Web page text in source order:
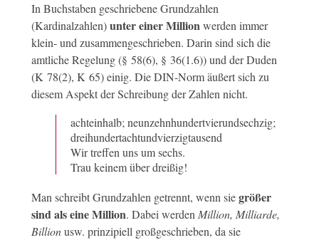
In Buchstaben geschriebene Grundzahlen
(Kardinalzahlen)unter einer Million werden immer
klein- und zusammengeschrieben. Darin sind sich die
amtliche Regelung (§ 58(6), § 36(1.6)) und der Duden
(K 78(2), K 65) einig. Die DIN-Norm äußert sich zu
diesem Aspekt der Schreibung der Zahlen nicht.
achteinhalb; neunzehnhundertvierundsechzig;
dreihundertachtundvierzigtausend
Wir treffen uns um sechs.
Trau keinem über dreißig!
Man schreibt Grundzahlen getrennt, wenn siegrößer
sind als eine Million. Dabei werden Million, Milliarde,
Billionusw. prinzipiell großgeschrieben, da sie